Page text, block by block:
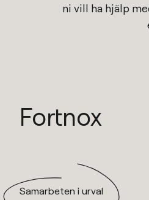
Fortnox
ni vill ha hjälp
Samarbeten i urval